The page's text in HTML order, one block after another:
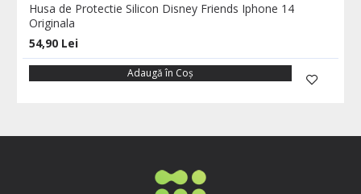
Husa de Protectie Silicon Disney Friends Iphone 14
Originala
54,90 Lei
Adaugă în Coş